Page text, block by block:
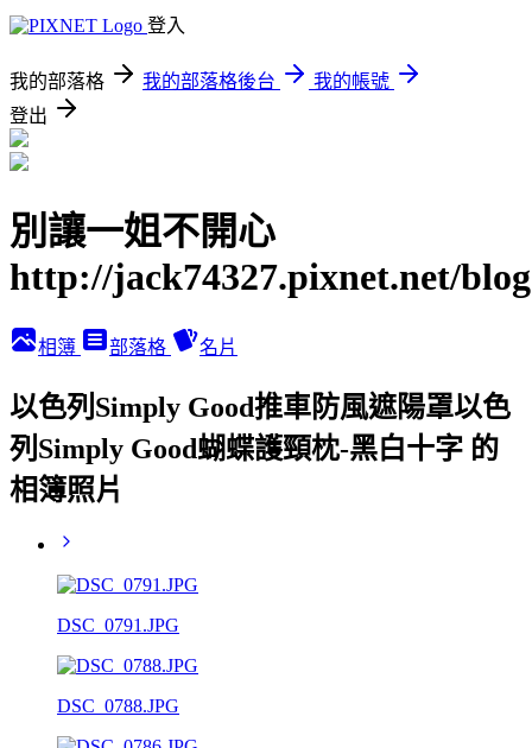
登入
我的部落格 我的部落格後台
我的帳號
登出
別讓一姐不開心
http://jack74327.pixnet.net/blog
相簿 部落格 名片
以色列Simply Good推車防風遮陽罩以色
列Simply Good蝴蝶護頸枕-黑白十字 的
相簿照片
DSC_0791.JPG
DSC_0788.JPG